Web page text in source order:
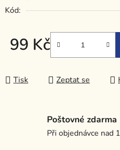
Kód:
99 Kč
Měrná cena:
Tisk Zeptat se
Poštovné zdarma
Při objednávce nad